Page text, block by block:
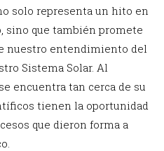
solo representa un hito en
sino que también promete
nuestro entendimiento del
Sistema Solar. Al
encuentra tan cerca de su
tienen la oportunidad
que dieron forma a